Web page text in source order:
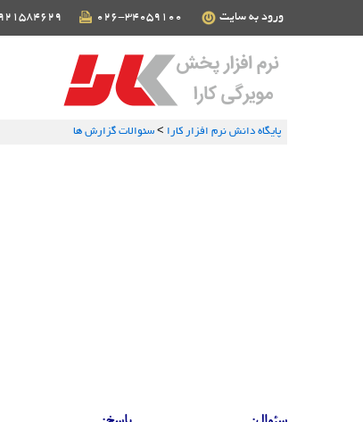
ورود به سایت
پایگاه دانش نرم افزار کارا > سئوالات گزارش ها